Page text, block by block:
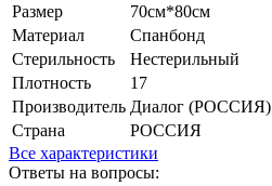
Размер
70см*80см
Материал
Спанбонд
Стерильность
Нестерильный
Плотность
17
Производитель Диалог (РОССИЯ)
Страна
РОССИЯ
Все характеристики
Ответы на вопросы: